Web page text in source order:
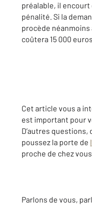
préalable, il encourt
pénalité. Si la
procède néanmoins
coûtera 15 000
Cet article vous a
est important pour
D’autres
poussez la porte de
proche de chez
Parlons de vous,